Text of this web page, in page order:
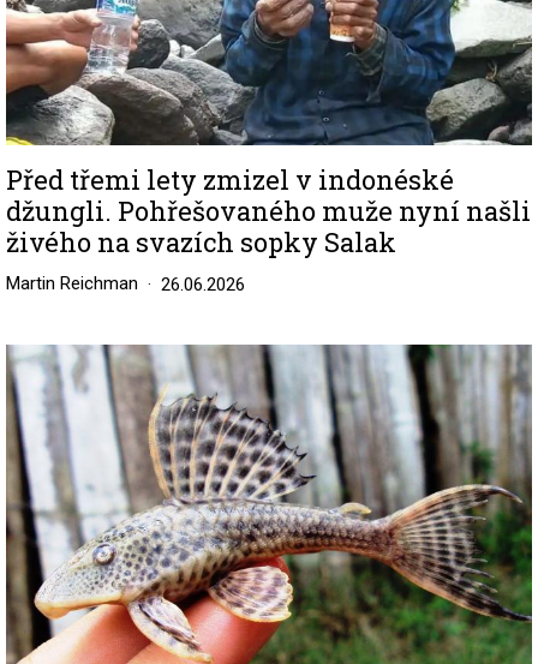
Před třemi lety zmizel v indonéské
džungli. Pohřešovaného muže nyní našli
živého na svazích sopky Salak
Martin Reichman 26.06.2026
Image